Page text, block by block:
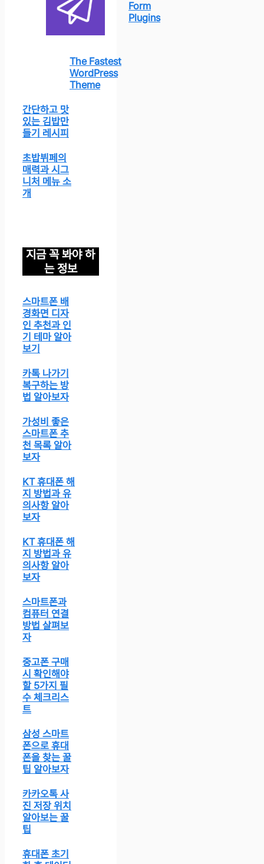
Form
Plugins
The Fastest
WordPress
Theme
간단하고 맛
있는 김밥만
들기 레시피
초밥뷔페의
매력과 시그
니처 메뉴 소
개
지금 꼭 봐야 하
는 정보
스마트폰 배
경화면 디자
인 추천과 인
기 테마 알아
보기
카톡 나가기
복구하는 방
법 알아보자
가성비 좋은
스마트폰 추
천 목록 알아
보자
KT 휴대폰 해
지 방법과 유
의사항 알아
보자
KT 휴대폰 해
지 방법과 유
의사항 알아
보자
스마트폰과
컴퓨터 연결
방법 살펴보
자
중고폰 구매
시 확인해야
할 5가지 필
수 체크리스
트
삼성 스마트
폰으로 휴대
폰을 찾는 꿀
팁 알아보자
카카오톡 사
진 저장 위치
알아보는 꿀
팁
휴대폰 초기